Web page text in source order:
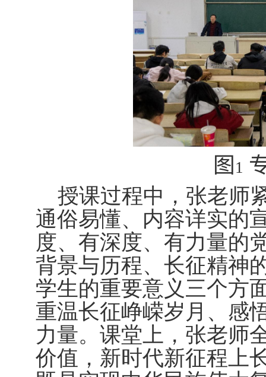
图 1
授课过程中，张老师
通俗易懂、内容详实的
度、有深度、有力量的
背景与历程、长征精神
学生的重要意义三个方
重温长征峥嵘岁月、感
力量。课堂上，张老师
价值，新时代新征程上